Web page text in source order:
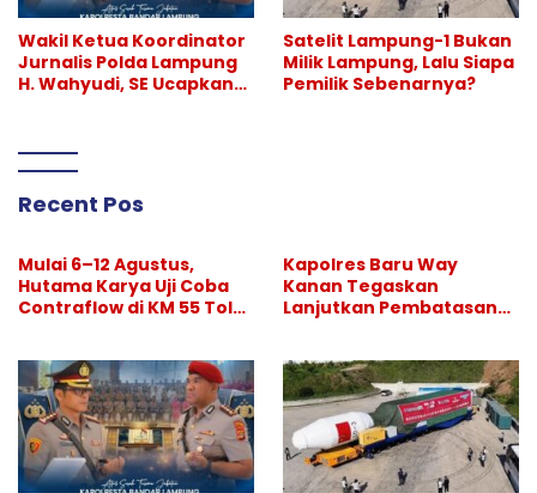
Wakil Ketua Koordinator
Jurnalis Polda Lampung
H. Wahyudi, SE Ucapkan
Lampung
Satelit Lampung-1 Bukan
Milik Lampung, Lalu Siapa
Pemilik Sebenarnya?
Recent Pos
Mulai 6–12 Agustus,
Hutama Karya Uji Coba
Contraflow di KM 55 Tol
Kapolres Baru Way
Kanan Tegaskan
Lanjutkan Pembatasan
Berlanjut